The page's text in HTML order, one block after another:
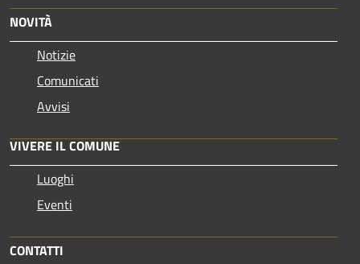
NOVITÀ
Notizie
Comunicati
Avvisi
VIVERE IL COMUNE
Luoghi
Eventi
CONTATTI